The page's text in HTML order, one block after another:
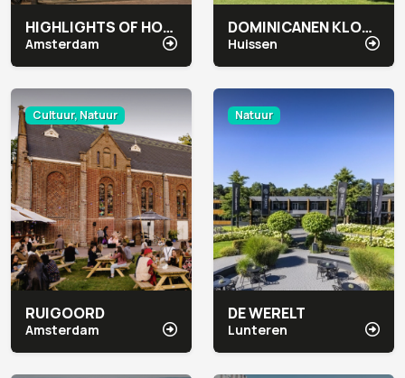
HIGHLIGHTS OF HOLLAND
Amsterdam
DOMINICANEN KLOOSTER
Huissen
Cultuur, Natuur
RUIGOORD
Amsterdam
Natuur
DE WERELT
Lunteren